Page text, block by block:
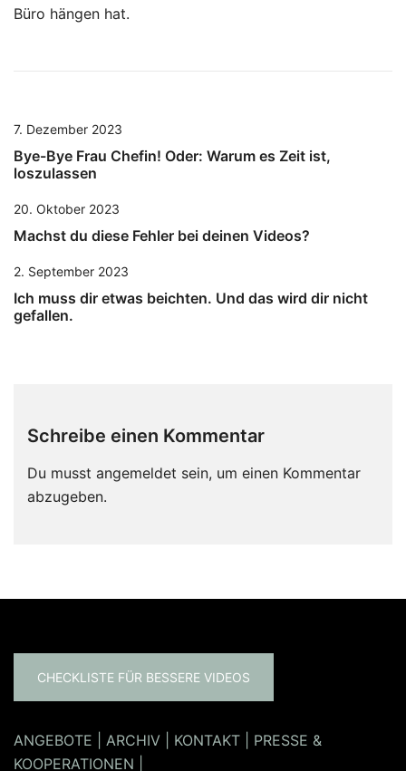
Büro hängen hat.
7. Dezember 2023
Bye-Bye Frau Chefin! Oder: Warum es Zeit ist,
loszulassen
20. Oktober 2023
Machst du diese Fehler bei deinen Videos?
2. September 2023
Ich muss dir etwas beichten. Und das wird dir nicht
gefallen.
Schreibe einen Kommentar
Du musst angemeldet sein, um einen Kommentar
abzugeben.
CHECKLISTE FÜR BESSERE VIDEOS
ANGEBOTE ARCHIV KONTAKT
PRESSE &
KOOPERATIONEN